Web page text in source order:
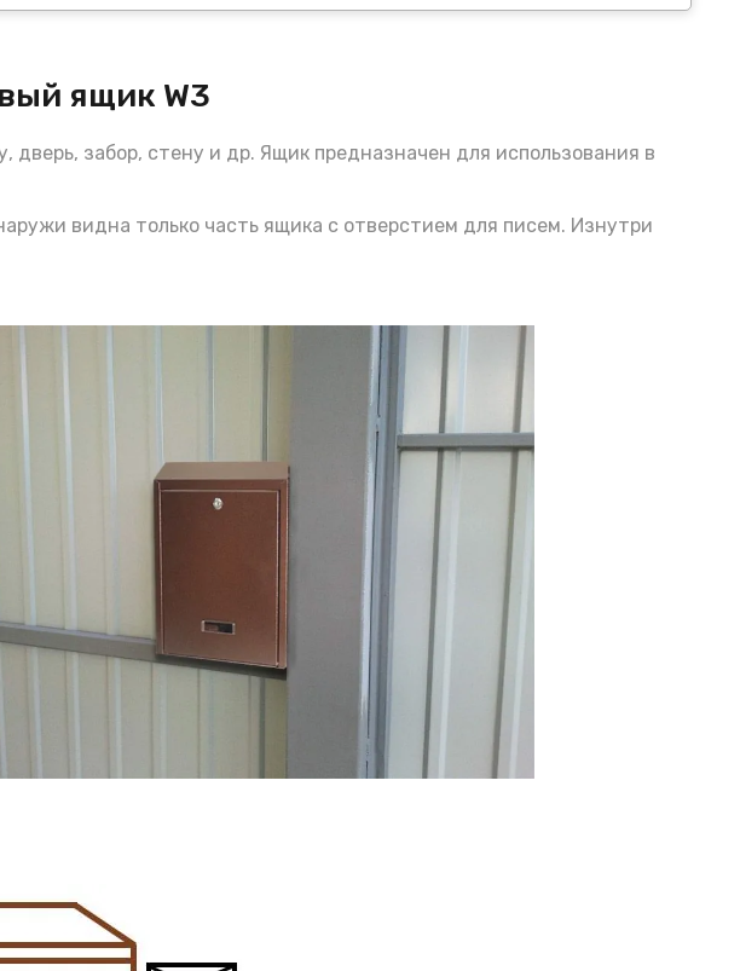
ящик W3
забор, стену и др. Ящик предназначен для использования в
видна только часть ящика с отверстием для писем. Изнутри